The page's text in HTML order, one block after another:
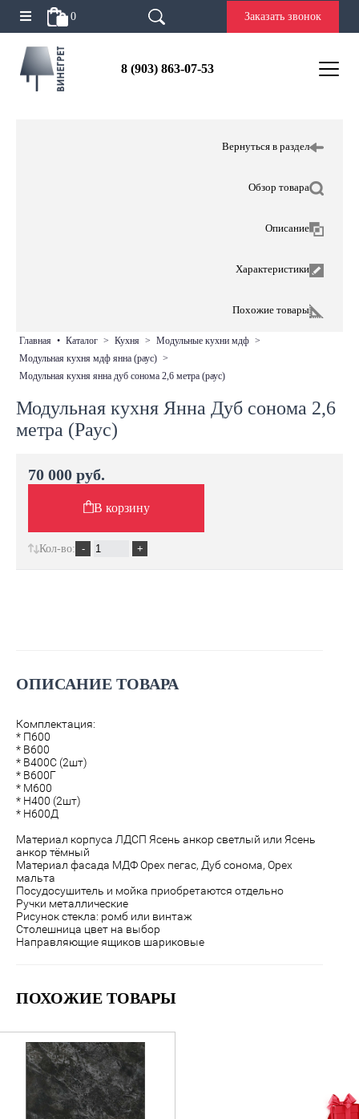
0 Заказать звонок
8 (903) 863-07-53
Вернуться в раздел
Обзор товара
Описание
Характеристики
Похожие товары
главная • каталог > кухня > модульные кухни мдф >
модульная кухня мдф янна (раус) >
модульная кухня янна дуб сонома 2,6 метра (раус)
Модульная кухня Янна Дуб сонома 2,6
метра (Раус)
ОПИСАНИЕ ТОВАРА
Комплектация:
* П600
* В600
* В400С (2шт)
* В600Г
* М600
* Н400 (2шт)
* Н600Д
Материал корпуса ЛДСП Ясень анкор светлый или Ясень
анкор тёмный
Материал фасада МДФ Орех пегас, Дуб сонома, Орех
мальта
Посудосушитель и мойка приобретаются отдельно
Ручки металлические
Рисунок стекла: ромб или винтаж
Столешница цвет на выбор
Направляющие ящиков шариковые
ПОХОЖИЕ ТОВАРЫ
70 000 руб.
В корзину
Кол-во: